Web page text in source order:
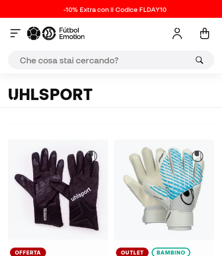
-10% Extra con il Codice FLDAY10
UHLSPORT
OFFERTA OUTLET BAMBINO